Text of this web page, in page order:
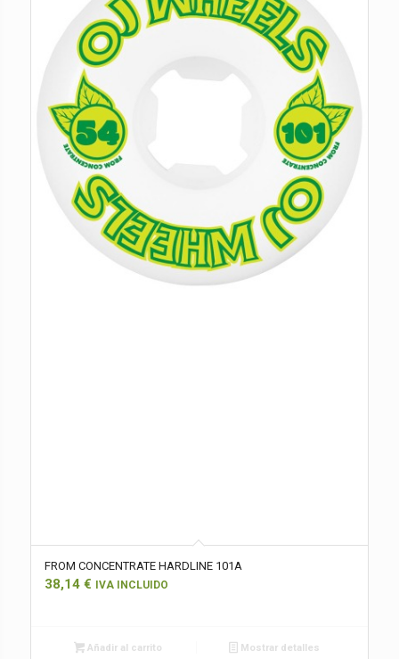
FROM CONCENTRATE HARDLINE 101A
38,14 € IVA INCLUIDO
Añadir al carrito Mostrar detalles